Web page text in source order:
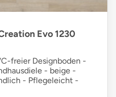
Evo 1230
freier Designboden -
- beige -
- Pflegeleicht -